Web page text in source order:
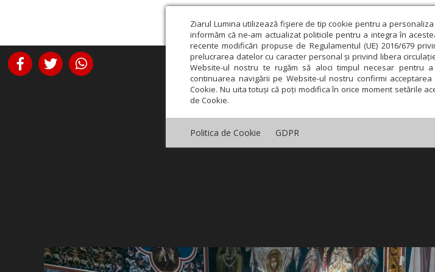
Ziarul Lumina utilizează fişiere de tip cookie pentru a
informăm că ne-am actualizat politicile pentru a integra în
recente modificări propuse de Regulamentul (UE) 2016/679
prelucrarea datelor cu caracter personal și privind libera
Website-ul nostru te rugăm să aloci timpul necesar pentru
continuarea navigării pe Website-ul nostru confirmi
Cookie. Nu uita totuși că poți modifica în orice moment setările
de Cookie.
Politica de Cookie GDPR